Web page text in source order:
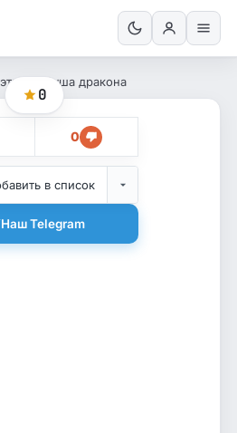
Душа дракона
0
0
в список
Наш Telegram